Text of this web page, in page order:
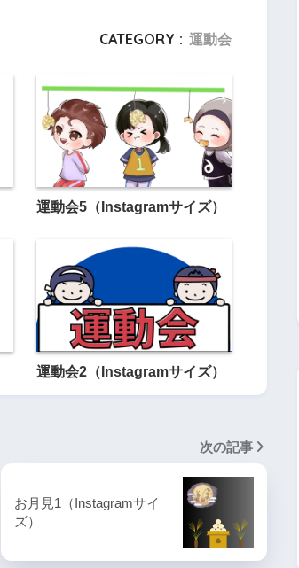
CATEGORY : 運動会
運動会5（Instagramサイズ）
運動会2（Instagramサイズ）
次の記事
お月見1（Instagramサイ
ズ）